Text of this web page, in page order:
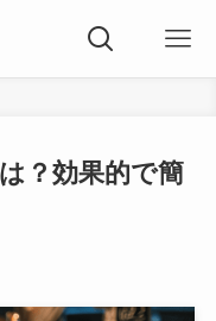
？効果的で簡